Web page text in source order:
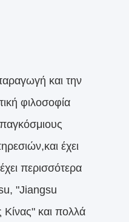
και την
φιλοσοφία
έχει
περισσότερα
"Jiangsu
και πολλά